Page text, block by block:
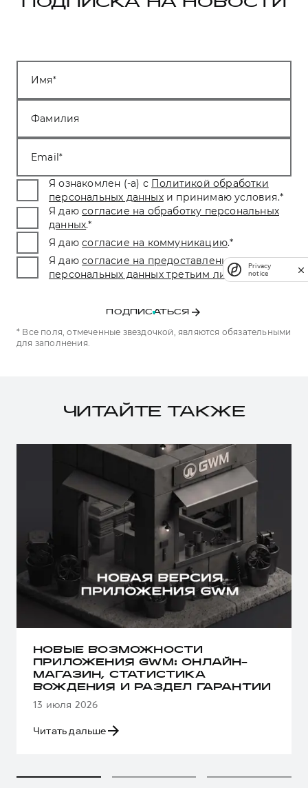
ПОДПИСКА НА НОВОСТИ
Имя
Фамилия
Email
Я ознакомлен (-а) с Политикой обработки
персональных данных и принимаю условия.*
Я даю согласие на обработку персональных
данных.*
Я даю согласие на коммуникацию.*
Я даю согласие на предоставление
персональных данных третьим лицам.*
ПОДПИСАТЬСЯ
* Все поля, отмеченные звездочкой, являются обязательными
для заполнения.
ЧИТАЙТЕ ТАКЖЕ
НОВЫЕ ВОЗМОЖНОСТИ
ПРИЛОЖЕНИЯ GWM: ОНЛАЙН-
МАГАЗИН, СТАТИСТИКА
ВОЖДЕНИЯ И РАЗДЕЛ ГАРАНТИИ
13 июля 2026
Читать дальше
Privacy
notice